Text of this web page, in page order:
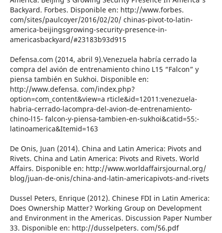
Backyard. Forbes. Disponible en: http://www.forbes.
com/sites/paulcoyer/2016/02/20/ chinas-pivot-to-latin-
america-beijingsgrowing-security-presence-in-
americasbackyard/#23183b93d915
Defensa.com (2014, abril 9).Venezuela habría cerrado la
compra del avión de entrenamiento chino L15 “Falcon” y
piensa también en Sukhoi. Disponible en:
http://www.defensa. com/index.php?
option=com_content&view=a rticle&id=12011:venezuela-
habria-cerrado-lacompra-del-avion-de-entrenamiento-
chino-l15- falcon-y-piensa-tambien-en-sukhoi&catid=55:-
latinoamerica&Itemid=163
De Onis, Juan (2014). China and Latin America: Pivots and
Rivets. China and Latin America: Pivots and Rivets. World
Affairs. Disponible en: http://www.worldaffairsjournal.org/
blog/juan-de-onis/china-and-latin-americapivots-and-rivets
Dussel Peters, Enrique (2012). Chinese FDI in Latin America:
Does Ownership Matter? Working Group on Development
and Environment in the Americas. Discussion Paper Number
33. Disponible en: http://dusselpeters. com/56.pdf